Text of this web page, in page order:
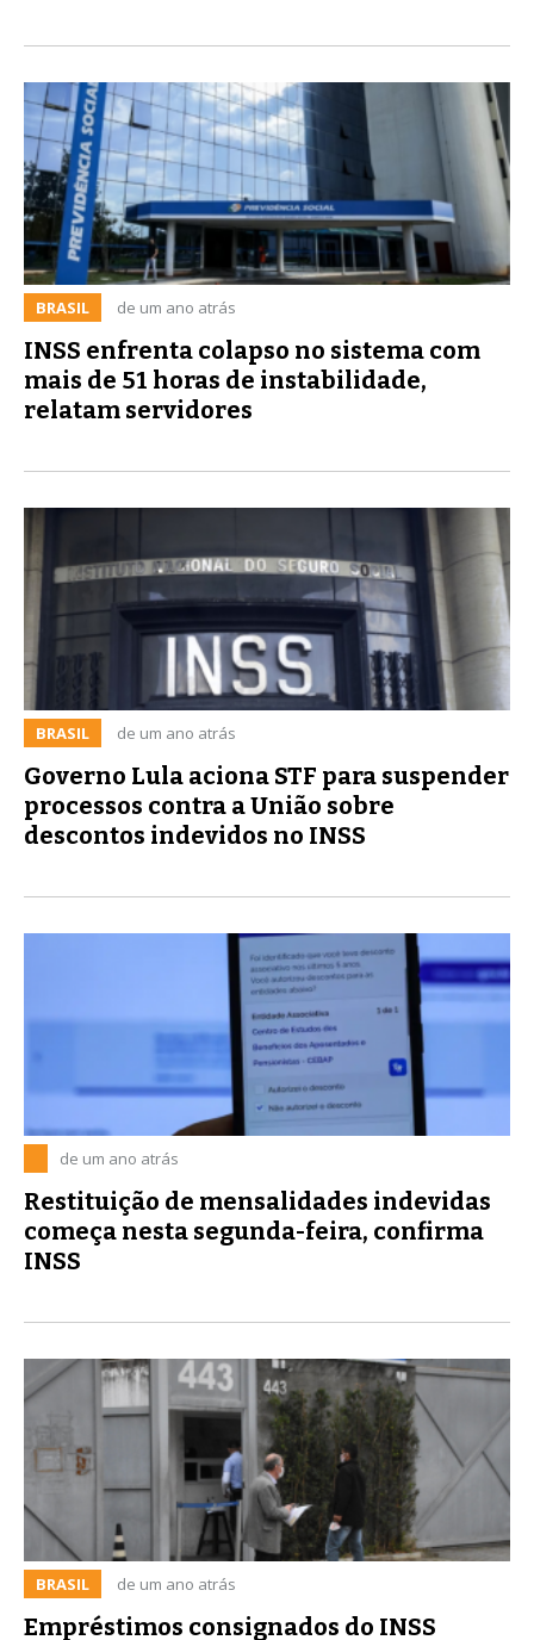
BRASIL de um ano atrás
INSS enfrenta colapso no sistema com
mais de 51 horas de instabilidade,
relatam servidores
BRASIL de um ano atrás
Governo Lula aciona STF para suspender
processos contra a União sobre
descontos indevidos no INSS
de um ano atrás
Restituição de mensalidades indevidas
começa nesta segunda-feira, confirma
INSS
BRASIL de um ano atrás
Empréstimos consignados do INSS